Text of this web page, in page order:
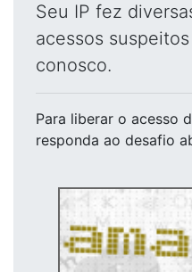
Seu IP fez
acessos
conosco.
Para liberar o acesso
responda ao desafio